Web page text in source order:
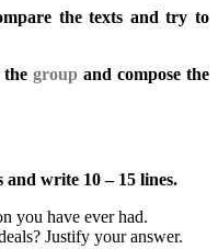
the texts and try to
the group and compose the
and write 10 – 15 lines.
you have ever had.
Justify your answer.